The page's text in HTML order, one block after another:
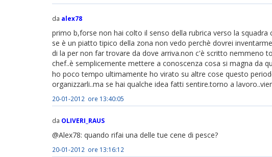
da alex78
primo b,forse non hai colto il senso della rubrica verso la squadra
se è un piatto tipico della zona non vedo perchè dovrei
di la per non far trovare da dove arriva.non c'è scritto nemmeno
chef..è semplicemente mettere a conoscenza cosa si magna da
ho poco tempo ultimamente ho virato su altre cose questo
organizzarli..ma se hai qualche idea fatti sentire.torno a
20-01-2012 ore 13:40:05
da OLIVERI_RAUS
@Alex78: quando rifai una delle tue cene di pesce?
20-01-2012 ore 13:16:12